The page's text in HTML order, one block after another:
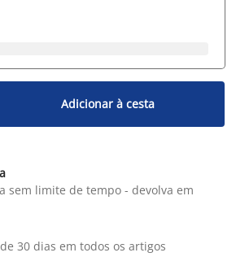
Adicionar à cesta
sem limite de tempo - devolva em
30 dias em todos os artigos